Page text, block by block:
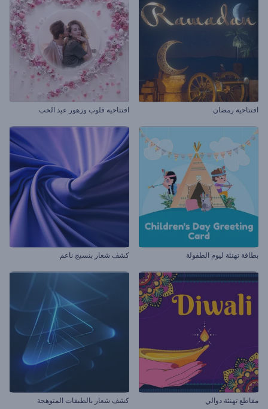
افتتاحية رمضان افتتاحية قلوب وزهور عيد الحب
بطاقة تهنئة ليوم الطفولة كشف شعار بنسيج ناعم
مقاطع تهنئة دوالي كشف شعار بالطبقات المتوهجة